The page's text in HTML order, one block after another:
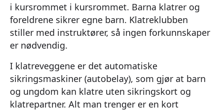
i kursrommet i kursrommet. Barna klatrer og
foreldrene sikrer egne barn. Klatreklubben
stiller med instruktører, så ingen forkunnskaper
er nødvendig.
I klatreveggene er det automatiske
sikringsmaskiner (autobelay), som gjør at barn
og ungdom kan klatre uten sikringskort og
klatrepartner. Alt man trenger er en kort